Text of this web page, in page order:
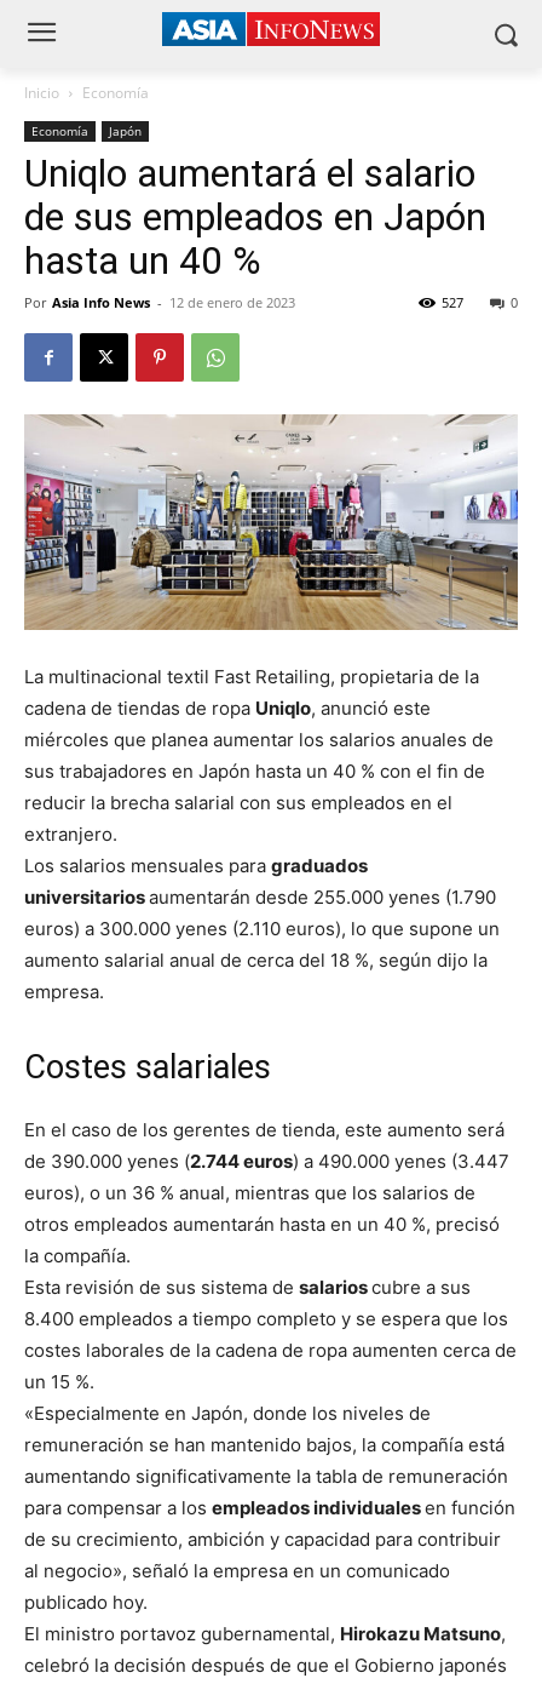
Inicio Economía
Economía Japón
Uniqlo aumentará el salario
de sus empleados en Japón
hasta un 40 %
Por Asia Info News - 12 de enero de 2023 0
527
La multinacional textil Fast Retailing, propietaria de la
cadena de tiendas de ropa Uniqlo, anunció este
miércoles que planea aumentar los salarios anuales de
sus trabajadores en Japón hasta un 40 % con el fin de
reducir la brecha salarial con sus empleados en el
extranjero.
Los salarios mensuales para graduados
universitariosaumentarán desde 255.000 yenes (1.790
euros) a 300.000 yenes (2.110 euros), lo que supone un
aumento salarial anual de cerca del 18 %, según dijo la
empresa.
Costes salariales
En el caso de los gerentes de tienda, este aumento será
de 390.000 yenes (2.744 euros) a 490.000 yenes (3.447
euros), o un 36 % anual, mientras que los salarios de
otros empleados aumentarán hasta en un 40 %, precisó
la compañía.
Esta revisión de sus sistema de salarioscubre a sus
8.400 empleados a tiempo completo y se espera que los
costes laborales de la cadena de ropa aumenten cerca de
un 15 %.
«Especialmente en Japón, donde los niveles de
remuneración se han mantenido bajos, la compañía está
aumentando significativamente la tabla de remuneración
para compensar a los empleados individualesen función
de su crecimiento, ambición y capacidad para contribuir
al negocio», señaló la empresa en un comunicado
publicado hoy.
El ministro portavoz gubernamental, Hirokazu Matsuno,
celebró la decisión después de que el Gobierno japonés